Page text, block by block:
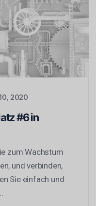
2020
#6 in
zum Wachstum
und verbinden,
Sie einfach und